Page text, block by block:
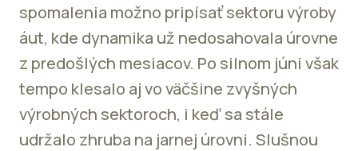
spomalenia možno pripísať sektoru výroby
áut, kde dynamika už nedosahovala úrovne
z predošlých mesiacov. Po silnom júni však
tempo klesalo aj vo väčšine zvyšných
výrobných sektoroch, i keď sa stále
udržalo zhruba na jarnej úrovni. Slušnou